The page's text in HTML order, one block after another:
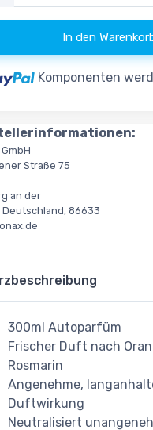
In den
Komponenten
GmbH
Straße 75
an der
Deutschland, 86633
300ml Autoparfüm
Frischer Duft nach
Rosmarin
Angenehme,
Duftwirkung
Neutralisiert